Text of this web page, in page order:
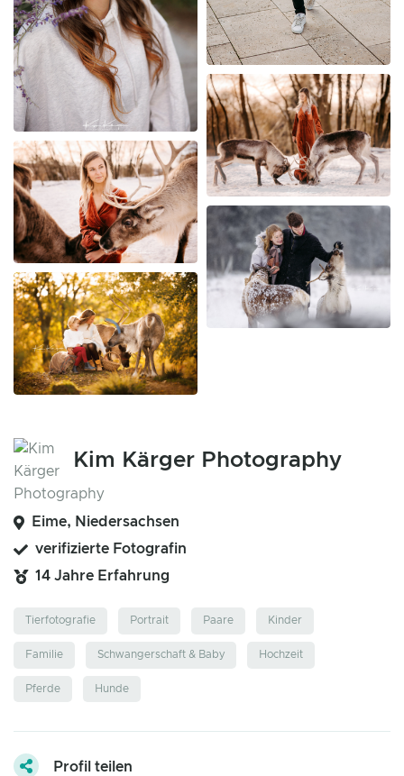
Kim Kärger Photography
Eime, Niedersachsen
verifizierte Fotografin
14 Jahre Erfahrung
Tierfotografie Portrait Paare Kinder
Familie Schwangerschaft & Baby Hochzeit
Pferde Hunde
Profil teilen